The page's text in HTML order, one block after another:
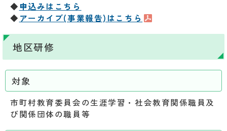
◆ 申込みはこちら
◆ アーカイブ(事業報告)はこちら
地区研修
対象
市町村教育委員会の生涯学習・社会教育関係職員及
び関係団体の職員等